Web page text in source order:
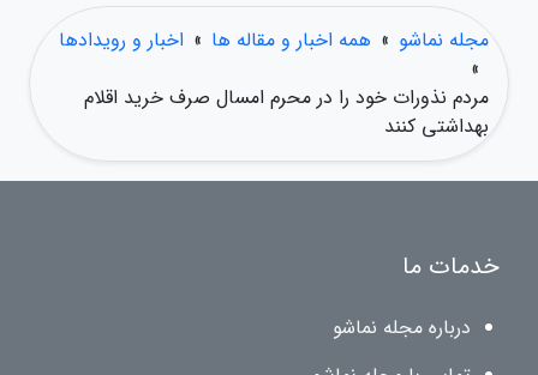
مجله نماشو » همه اخبار و مقاله ها » اخبار و رویدادها
»
مردم نذورات خود را در محرم امسال صرف خرید اقلام
بهداشتی کنند
خدمات ما
درباره مجله نماشو